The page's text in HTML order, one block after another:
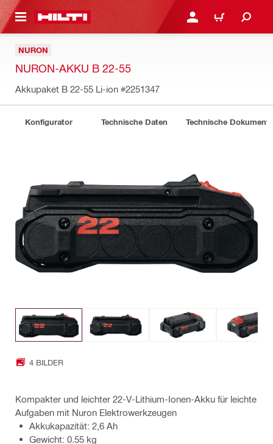
ANMELDEN ODER
WARENKORB
NURON
NURON-AKKU B 22-55
Akkupaket B 22-55 Li-ion #2251347
Konfigurator Technische Daten Technische Dokumente
4 BILDER
Kompakter und leichter 22-V-Lithium-Ionen-Akku für leichte
Aufgaben mit Nuron Elektrowerkzeugen
Akkukapazität: 2,6 Ah
Gewicht: 0.55 kg